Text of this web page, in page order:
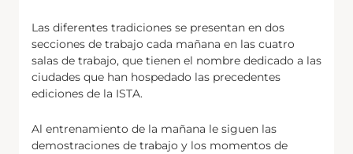
Las diferentes tradiciones se presentan en dos
secciones de trabajo cada mañana en las cuatro
salas de trabajo, que tienen el nombre dedicado a las
ciudades que han hospedado las precedentes
ediciones de la ISTA.
Al entrenamiento de la mañana le siguen las
demostraciones de trabajo y los momentos de